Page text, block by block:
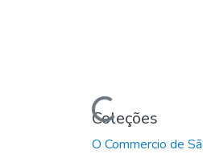
Carregando...
Coleções
O Commercio de